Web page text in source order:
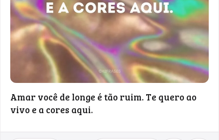
Amar você de longe é tão ruim. Te quero ao
vivo e a cores aqui.